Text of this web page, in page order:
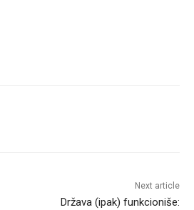
Next article
Država (ipak) funkcioniše: